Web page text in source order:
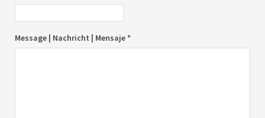
Message | Nachricht | Mensaje *